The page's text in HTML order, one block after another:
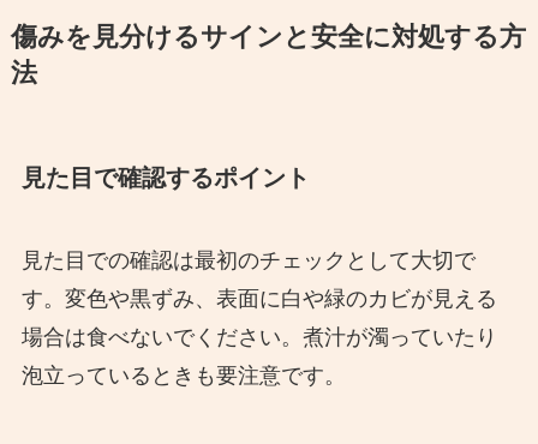
傷みを見分けるサインと安全に対処する方
法
見た目で確認するポイント
見た目での確認は最初のチェックとして大切で
す。変色や黒ずみ、表面に白や緑のカビが見える
場合は食べないでください。煮汁が濁っていたり
泡立っているときも要注意です。